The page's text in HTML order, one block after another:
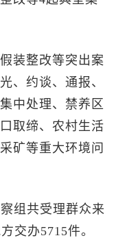
装整改等突出案
、约谈、通报、
中处理、禁养区
取缔、农村生活
矿等重大环境问
组共受理群众来
交办5715件。